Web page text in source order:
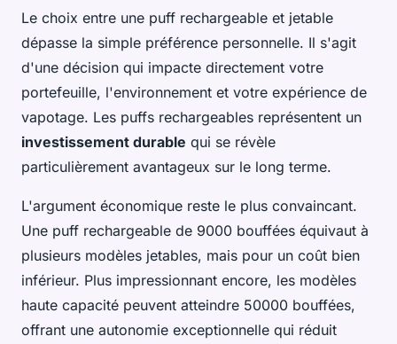
Le choix entre une puff rechargeable et jetable
dépasse la simple préférence personnelle. Il s'agit
d'une décision qui impacte directement votre
portefeuille, l'environnement et votre expérience de
vapotage. Les puffs rechargeables représentent un
investissement durable qui se révèle
particulièrement avantageux sur le long terme.
L'argument économique reste le plus convaincant.
Une puff rechargeable de 9000 bouffées équivaut à
plusieurs modèles jetables, mais pour un coût bien
inférieur. Plus impressionnant encore, les modèles
haute capacité peuvent atteindre 50000 bouffées,
offrant une autonomie exceptionnelle qui réduit